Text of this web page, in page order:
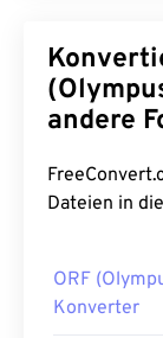
andere
FreeConvert.com kann
Dateien in
ORF
Konverter